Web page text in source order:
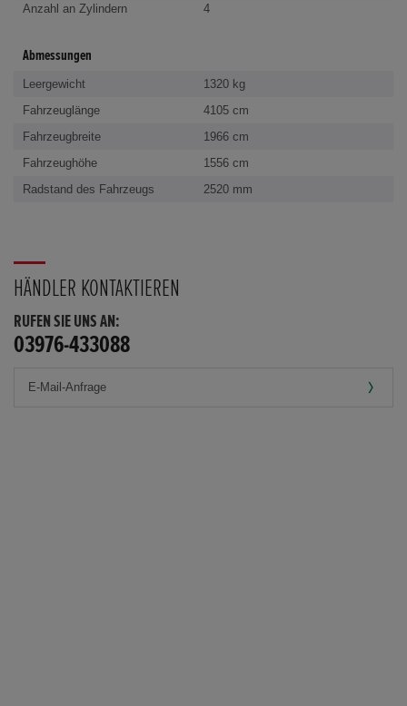
Anzahl an Zylindern
4
Abmessungen
Leergewicht
1320 kg
Fahrzeuglänge
4105 cm
Fahrzeugbreite
1966 cm
Fahrzeughöhe
1556 cm
Radstand des Fahrzeugs
2520 mm
HÄNDLER KONTAKTIEREN
RUFEN SIE UNS AN:
03976-433088